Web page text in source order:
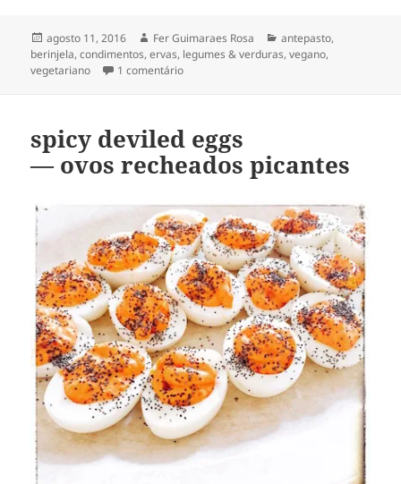
Publicado
em
agosto 11, 2016 Autor
Fer Guimaraes Rosa Categorias
antepasto,
berinjela,condimentos,ervas, legumes & verduras,vegano,
vegetariano
1 comentárioem berinjela grelhada [com alcaparras &
spicy deviled eggs
— ovos recheados picantes